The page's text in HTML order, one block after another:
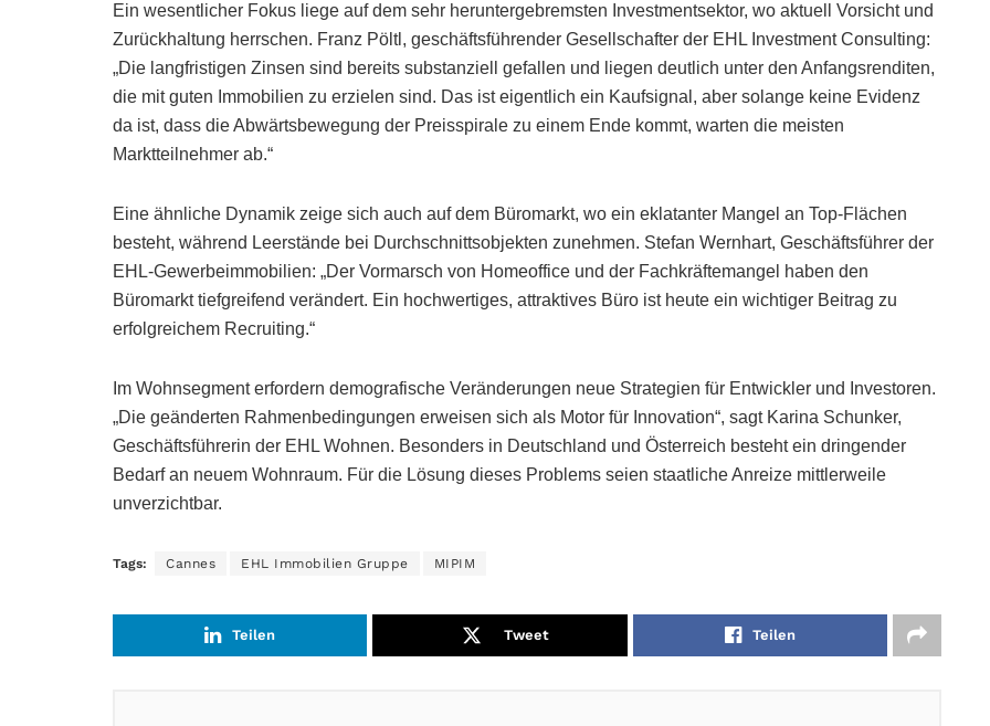
Ein wesentlicher Fokus liege auf dem sehr heruntergebremsten Investmentsektor, wo aktuell Vorsicht und
Zurückhaltung herrschen. Franz Pöltl, geschäftsführender Gesellschafter der EHL Investment Consulting:
„Die langfristigen Zinsen sind bereits substanziell gefallen und liegen deutlich unter den Anfangsrenditen,
die mit guten Immobilien zu erzielen sind. Das ist eigentlich ein Kaufsignal, aber solange keine Evidenz
da ist, dass die Abwärtsbewegung der Preisspirale zu einem Ende kommt, warten die meisten
Marktteilnehmer ab.“
Eine ähnliche Dynamik zeige sich auch auf dem Büromarkt, wo ein eklatanter Mangel an Top-Flächen
besteht, während Leerstände bei Durchschnittsobjekten zunehmen. Stefan Wernhart, Geschäftsführer der
EHL-Gewerbeimmobilien: „Der Vormarsch von Homeoffice und der Fachkräftemangel haben den
Büromarkt tiefgreifend verändert. Ein hochwertiges, attraktives Büro ist heute ein wichtiger Beitrag zu
erfolgreichem Recruiting.“
Im Wohnsegment erfordern demografische Veränderungen neue Strategien für Entwickler und Investoren.
„Die geänderten Rahmenbedingungen erweisen sich als Motor für Innovation“, sagt Karina Schunker,
Geschäftsführerin der EHL Wohnen. Besonders in Deutschland und Österreich besteht ein dringender
Bedarf an neuem Wohnraum. Für die Lösung dieses Problems seien staatliche Anreize mittlerweile
unverzichtbar.
Tags: Cannes EHL Immobilien Gruppe MIPIM
Teilen Tweet Teilen